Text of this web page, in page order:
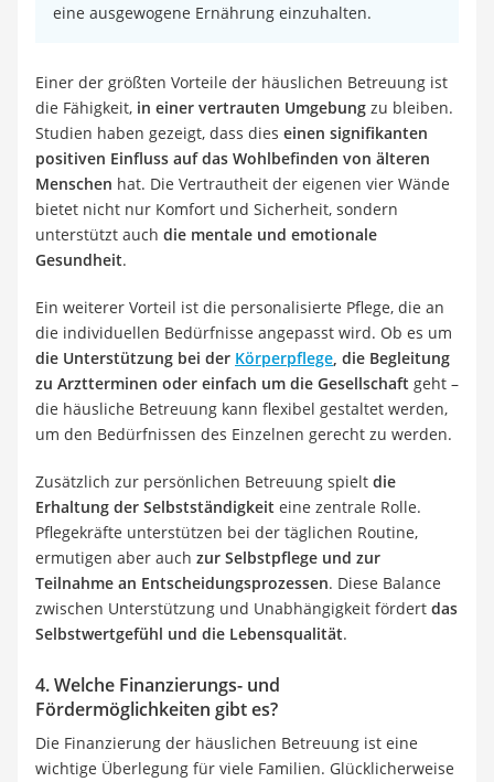
eine ausgewogene Ernährung einzuhalten.
Einer der größten Vorteile der häuslichen Betreuung ist
die Fähigkeit, in einer vertrauten Umgebung zu bleiben.
Studien haben gezeigt, dass dies einen signifikanten
positiven Einfluss auf das Wohlbefinden von älteren
Menschen hat. Die Vertrautheit der eigenen vier Wände
bietet nicht nur Komfort und Sicherheit, sondern
unterstützt auch die mentale und emotionale
Gesundheit.
Ein weiterer Vorteil ist die personalisierte Pflege, die an
die individuellen Bedürfnisse angepasst wird. Ob es um
die Unterstützung bei der Körperpflege, die Begleitung
zu Arztterminen oder einfach um die Gesellschaft geht –
die häusliche Betreuung kann flexibel gestaltet werden,
um den Bedürfnissen des Einzelnen gerecht zu werden.
Zusätzlich zur persönlichen Betreuung spielt die
Erhaltung der Selbstständigkeit eine zentrale Rolle.
Pflegekräfte unterstützen bei der täglichen Routine,
ermutigen aber auch zur Selbstpflege und zur
Teilnahme an Entscheidungsprozessen. Diese Balance
zwischen Unterstützung und Unabhängigkeit fördert das
Selbstwertgefühl und die Lebensqualität.
4. Welche Finanzierungs- und
Fördermöglichkeiten gibt es?
Die Finanzierung der häuslichen Betreuung ist eine
wichtige Überlegung für viele Familien. Glücklicherweise